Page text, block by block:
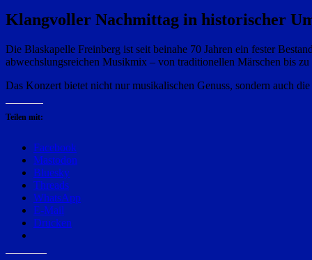
Klangvoller Nachmittag in historischer
Die Blaskapelle Freinberg ist seit beinahe 70 Jahren ein fester
abwechslungsreichen Musikmix – von traditionellen Märschen bis
Das Konzert bietet nicht nur musikalischen Genuss, sondern auch
Teilen mit:
Facebook
Mastodon
Bluesky
Threads
WhatsApp
E-Mail
Drucken